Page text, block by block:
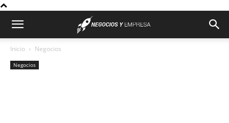
Inicio Negocios
Negocios